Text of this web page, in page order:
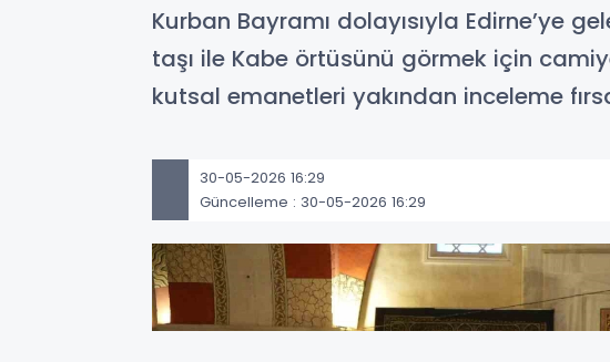
Kurban Bayramı dolayısıyla Edirne’ye
taşı ile Kabe örtüsünü görmek için
kutsal emanetleri yakından inceleme
30-05-2026 16:29
Güncelleme : 30-05-2026 16:29